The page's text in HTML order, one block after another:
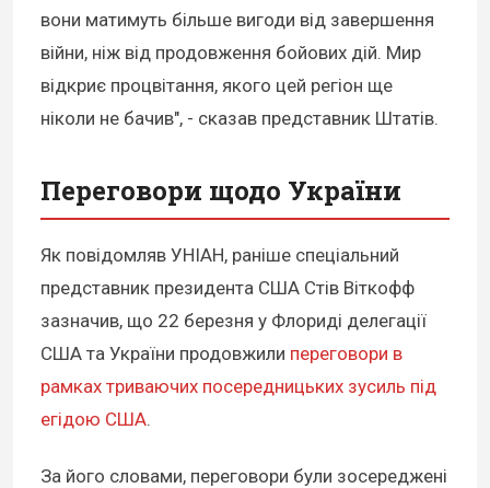
вони матимуть більше вигоди від завершення
війни, ніж від продовження бойових дій. Мир
відкриє процвітання, якого цей регіон ще
ніколи не бачив", - сказав представник Штатів.
Переговори щодо України
Як повідомляв УНІАН, раніше спеціальний
представник президента США Стів Віткофф
зазначив, що 22 березня у Флориді делегації
США та України продовжили переговори в
рамках триваючих посередницьких зусиль під
егідою США.
За його словами, переговори були зосереджені